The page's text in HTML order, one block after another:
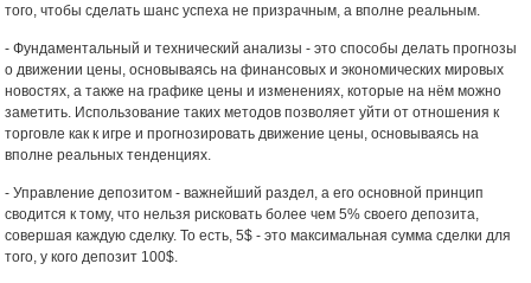
того, чтобы сделать шанс успеха не призрачным, а вполне реальным.
- Фундаментальный и технический анализы - это способы делать прогнозы
о движении цены, основываясь на финансовых и экономических мировых
новостях, а также на графике цены и изменениях, которые на нём можно
заметить. Использование таких методов позволяет уйти от отношения к
торговле как к игре и прогнозировать движение цены, основываясь на
вполне реальных тенденциях.
- Управление депозитом - важнейший раздел, а его основной принцип
сводится к тому, что нельзя рисковать более чем 5% своего депозита,
совершая каждую сделку. То есть, 5$ - это максимальная сумма сделки для
того, у кого депозит 100$.